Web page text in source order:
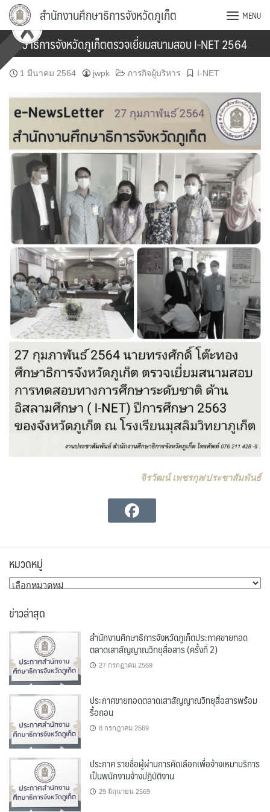
Skip
content
สำนักงานศึกษาธิการจังหวัดภูเก็ต MENU
ศึกษาธิการจังหวัดภูเก็ตตรวจเยี่ยมสนามสอบ I-NET 2564
1 มีนาคม 2564 jwpk ภารกิจผู้บริหาร I-NET
จิรวัฒน์ เพชรกุล/ประชาสัมพันธ์
หมวดหมู่
หมวด
ข่าวล่าสุด
สำนักงานศึกษาธิการจังหวัดภูเก็ตประกาศขายทอด
ตลาดเสาสัญญาณวิทยุสื่อสาร (ครั้งที่ 2)
27 กรกฎาคม 2569
ประกาศขายทอดตลาดเสาสัญญาณวิทยุสื่อสารพร้อม
รื้อถอน
8 กรกฎาคม 2569
ประกาศ รายชื่อผู้ผ่านการคัดเลือกเพื่อจ้างเหมาบริการ
เป็นพนักงานจ้างปฏิบัติงาน
29 มิถุนายน 2569